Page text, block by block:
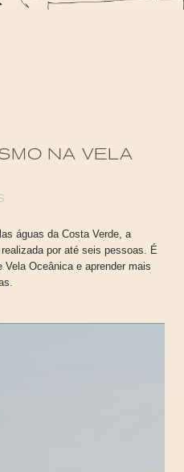
NA VELA
águas da Costa Verde, a
por até seis pessoas. É
Oceânica e aprender mais